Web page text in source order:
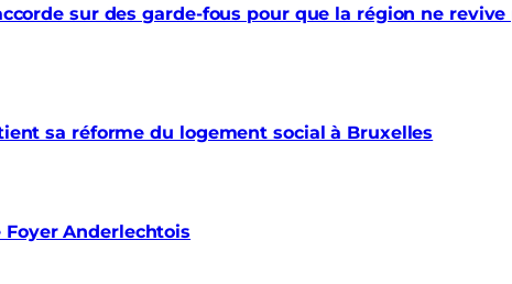
sur des garde-fous pour que la région ne
sa réforme du logement social à Bruxelles
Foyer Anderlechtois